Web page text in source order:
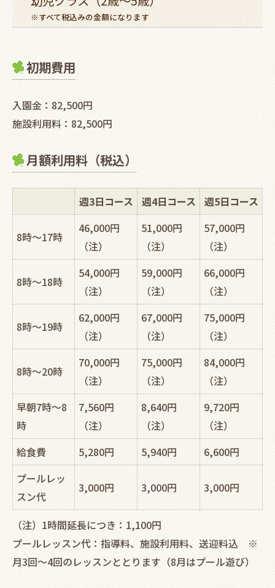
※すべて税込みの金額になります
初期費用
入園金：82,500円
施設利用料：82,500円
月額利用料（税込）
週3日コース 週4日コース 週5日コース
8時～17時
46,000円
（注）
51,000円
（注）
57,000円
（注）
8時～18時
54,000円
（注）
59,000円
（注）
66,000円
（注）
8時～19時
62,000円
（注）
67,000円
（注）
75,000円
（注）
8時～20時
70,000円
（注）
75,000円
（注）
84,000円
（注）
早朝7時～8
時
7,560円
（注）
8,640円
（注）
9,720円
（注）
給食費
5,280円 5,940円
6,600円
プールレッ
スン代
3,000円 3,000円 3,000円
（注）1時間延長につき：1,100円
プールレッスン代：指導料、施設利用料、送迎料込 ※
月3回～4回のレッスンととります（8月はプール遊び）